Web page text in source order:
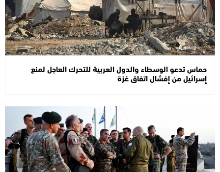
حماس تدعو الوسطاء والدول العربية للتحرك العاجل لمنع
إسرائيل من إفشال اتفاق غزة